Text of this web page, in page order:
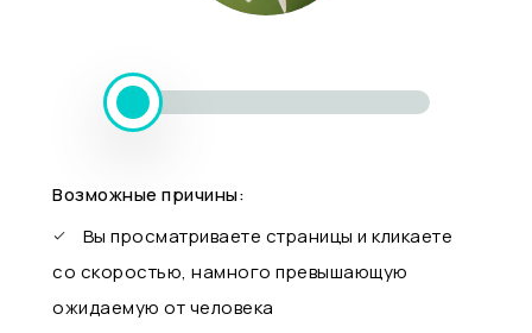
Возможные причины:
Вы просматриваете страницы и кликаете
со скоростью, намного превышающую
ожидаемую от человека